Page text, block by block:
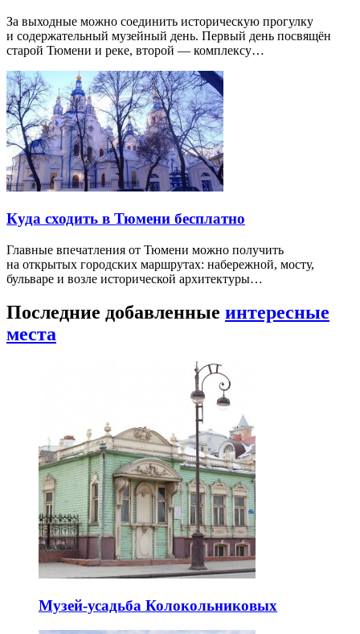
За выходные можно соединить историческую прогулку
и содержательный музейный день. Первый день посвящён
старой Тюмени и реке, второй — комплексу…
Куда сходить в Тюмени бесплатно
Главные впечатления от Тюмени можно получить
на открытых городских маршрутах: набережной, мосту,
бульваре и возле исторической архитектуры…
Последние добавленные интересные
места
Музей-усадьба Колокольниковых